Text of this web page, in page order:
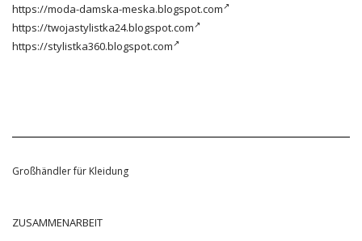
https://moda-damska-meska.blogspot.com
https://twojastylistka24.blogspot.com
https://stylistka360.blogspot.com
Großhändler für Kleidung
ZUSAMMENARBEIT